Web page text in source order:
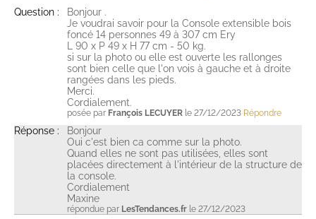
Question :
Bonjour .
Je voudrai savoir pour la Console extensible bois
foncé 14 personnes 49 à 307 cm Ery
L 90 x P 49 x H 77 cm - 50 kg.
si sur la photo ou elle est ouverte les rallonges
sont bien celle que l'on vois à gauche et à droite
rangées dans les pieds.
Merci.
Cordialement.
posée par François LECUYER le 27/12/2023 Répondre
Réponse :
Bonjour
Oui c'est bien ca comme sur la photo.
Quand elles ne sont pas utilisées, elles sont
placées directement à l'intérieur de la structure de
la console.
Cordialement
Maxine
répondue par LesTendances.fr le 27/12/2023